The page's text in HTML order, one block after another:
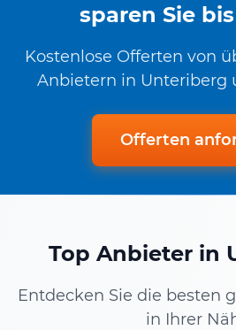
sparen Sie
Kostenlose Offerten von
Anbietern in Unteriberg
Offerten
Top Anbieter in
Entdecken Sie die besten
in Ihrer